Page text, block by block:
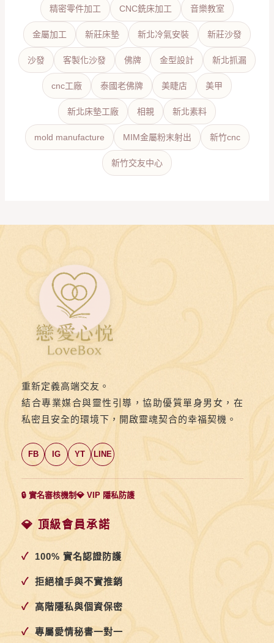
精密零件加工 CNC銑床加工 音樂教室
金屬加工 新莊床墊 新北冷氣安裝 新莊沙發
沙發 客製化沙發 佛牌 金型設計 新北抓漏
cnc工廠 泰國老佛牌 美睫店 美甲
新北床墊工廠 相親 新北素料
mold manufacture MIM金屬粉末射出 新竹cnc
新竹交友中心
重新定義高端交友。
結合專業媒合與靈性引導，協助優質單身男女，在
私密且安全的環境下，開啟靈魂契合的幸福契機。
FB IG YT LINE
🔒 實名審核機制💎 VIP 隱私防護
💎 頂級會員承諾
✓ 100% 實名認證防護
✓ 拒絕槍手與不實推銷
✓ 高階隱私與個資保密
✓ 專屬愛情秘書一對一